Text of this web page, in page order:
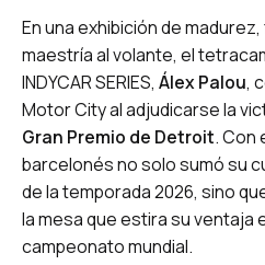
En una exhibición de
maestría al volante, el
INDYCAR SERIES, Álex Palou,
Motor City al adjudicarse la
Gran Premio de Detroit. Con
barcelonés no solo sumó su
de la temporada 2026, sino
la mesa que estira su ventaja
campeonato mundial.